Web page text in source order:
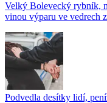
Velký Bolevecký rybník,
vinou výparu ve vedrech
Podvedla desítky lidí,